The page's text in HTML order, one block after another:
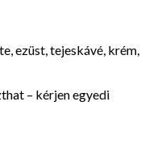
ezüst, tejeskávé, krém,
– kérjen egyedi